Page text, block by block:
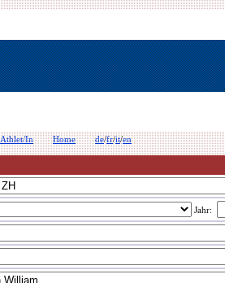
Athlet/In Home de/fr/it/en
Jahr: